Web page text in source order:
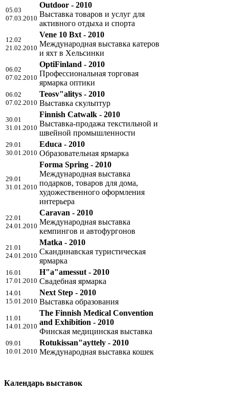
05.03
07.03.2010
Outdoor - 2010
Выставка товаров и услуг для
активного отдыха и спорта
12.02
21.02.2010
Vene 10 Bхt - 2010
Международная выставка катеров
и яхт в Хельсинки
06.02
07.02.2010
OptiFinland - 2010
Профессиональная торговая
ярмарка оптики
06.02
07.02.2010
Teosv"alitys - 2010
Выставка скульптур
30.01
31.01.2010
Finnish Catwalk - 2010
Выставка-продажа текстильной и
швейной промышленности
29.01
30.01.2010
Educa - 2010
Образовательная ярмарка
29.01
31.01.2010
Forma Spring - 2010
Международная выставка
подарков, товаров для дома,
художественного оформления
интерьера
22.01
24.01.2010
Caravan - 2010
Международная выставка
кемпингов и автофургонов
21.01
24.01.2010
Matka - 2010
Скандинавская туристическая
ярмарка
16.01
17.01.2010
H"a"amessut - 2010
Свадебная ярмарка
14.01
15.01.2010
Next Step - 2010
Выставка образования
11.01
14.01.2010
The Finnish Medical Convention
and Exhibition - 2010
Финская медицинская выставка
09.01
10.01.2010
Rotukissan"ayttely - 2010
Международная выставка кошек
Календарь выставок